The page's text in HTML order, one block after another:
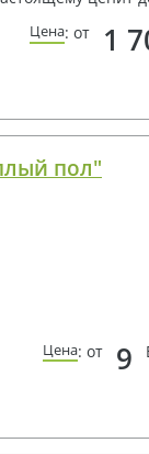
Цена: от 1
пол"
Цена: от 9